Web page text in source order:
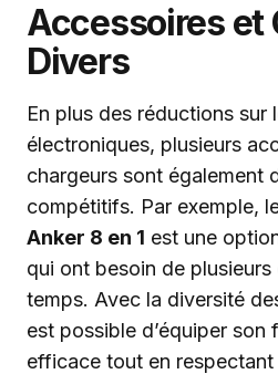
Accessoires et
Divers
En plus des réductions sur
électroniques, plusieurs
chargeurs sont également
compétitifs. Par exemple,
Anker 8 en 1 est une
qui ont besoin de
temps. Avec la diversité
est possible d’équiper son
efficace tout en